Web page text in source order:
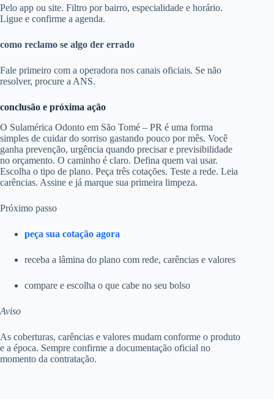
Pelo app ou site. Filtro por bairro, especialidade e horário.
Ligue e confirme a agenda.
como reclamo se algo der errado
Fale primeiro com a operadora nos canais oficiais. Se não
resolver, procure a ANS.
conclusão e próxima ação
O Sulamérica Odonto em São Tomé – PR é uma forma
simples de cuidar do sorriso gastando pouco por mês. Você
ganha prevenção, urgência quando precisar e previsibilidade
no orçamento. O caminho é claro. Defina quem vai usar.
Escolha o tipo de plano. Peça três cotações. Teste a rede. Leia
carências. Assine e já marque sua primeira limpeza.
Próximo passo
peça sua cotação agora
receba a lâmina do plano com rede, carências e valores
compare e escolha o que cabe no seu bolso
Aviso
As coberturas, carências e valores mudam conforme o produto
e a época. Sempre confirme a documentação oficial no
momento da contratação.